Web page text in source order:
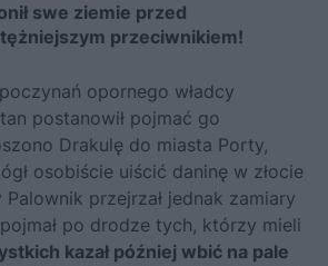
swe ziemie przed
przeciwnikiem!
opornego władcy
postanowił pojmać go
Drakulę do miasta Porty,
osobiście uiścić daninę w złocie
Palownik przejrzał jednak zamiary
po drodze tych, którzy mieli
kazał później wbić na pale